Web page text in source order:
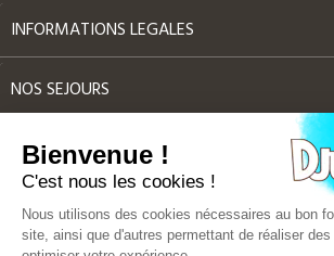
INFORMATIONS LEGALES
NOS SEJOURS
AUTRES
Label Qualité
Bienvenue !
C'est nous les cookies !
Nous utilisons des cookies nécessaires au bon
site, ainsi que d'autres permettant de réaliser